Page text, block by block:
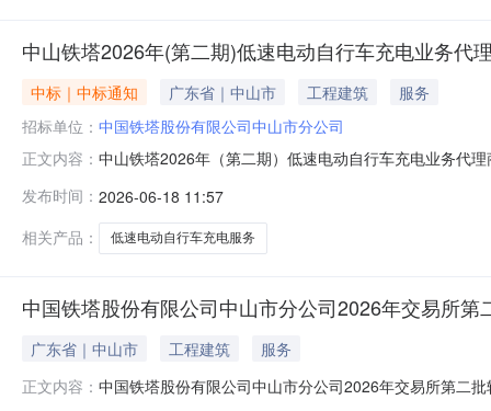
中山铁塔2026年(第二期)低速电动自行车充电业务代
中标｜中标通知 广东省｜中山市 工程建筑
服务
招标单位： 中国铁塔股份有限公司中山市分公司
正文内容： 中山铁塔2026年（第二期）低速电动自行车充电业务代
在线商务平台（www.tower.com.cn）、中国铁塔电子采
发布时间： 2026-06-18 11:57
相关产品：
低速电动自行车充电服务
中国铁塔股份有限公司中山市分公司2026年交易所第
广东省｜中山市 工程建筑
服务
正文内容： 中国铁塔股份有限公司中山市分公司2026年交易所第二